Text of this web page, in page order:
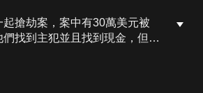
搶劫案，案中有30萬美元被
找到主犯並且找到現金，但與